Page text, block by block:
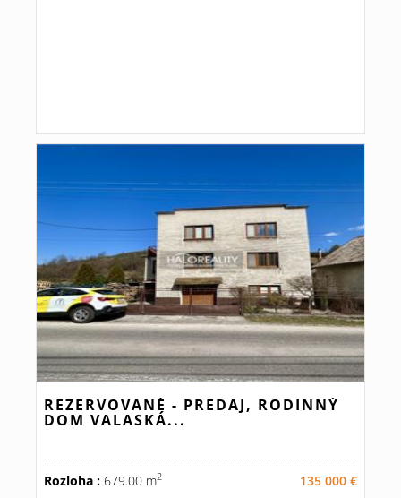
REZERVOVANÉ - PREDAJ, RODINNÝ
DOM VALASKÁ...
Rozloha : 679.00 m2
135 000 €